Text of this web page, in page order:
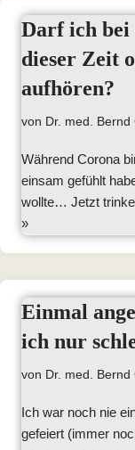
Darf ich bei
dieser Zeit
aufhören?
von Dr. med. Bernd
Während Corona
einsam gefühlt
wollte… Jetzt
»
Einmal
ich nur
von Dr. med. Bernd
Ich war noch nie
gefeiert (immer